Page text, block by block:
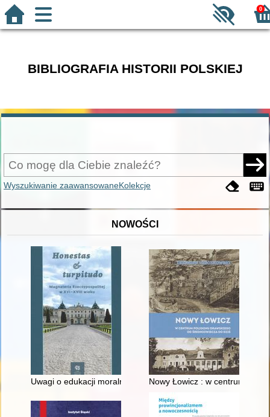
0
BIBLIOGRAFIA HISTORII POLSKIEJ
Wyszukiwanie zaawansowaneKolekcje
NOWOŚCI
Uwagi o edukacji moralnej synów szlacheckich w XVI-
Nowy Łowicz : w centrum